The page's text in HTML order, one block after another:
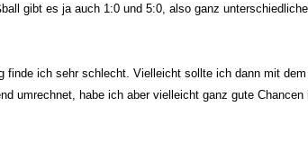
gibt es ja auch 1:0 und 5:0, also ganz
finde ich sehr schlecht. Vielleicht sollte ich dann mit
umrechnet, habe ich aber vielleicht ganz gute Chancen